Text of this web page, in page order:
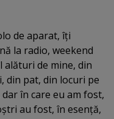
de aparat, îţi
la radio, weekend
alături de mine, din
din pat, din locuri pe
în care eu am fost,
au fost, în esenţă,